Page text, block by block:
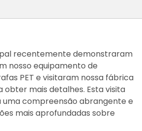
recentemente demonstraram
nosso equipamento de
PET e visitaram nossa fábrica
mais detalhes. Esta visita
compreensão abrangente e
mais aprofundadas sobre